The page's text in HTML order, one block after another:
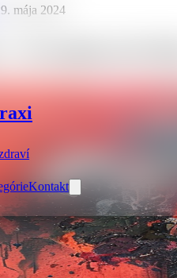
Kontakt
mája 2024
10 zaujímavých